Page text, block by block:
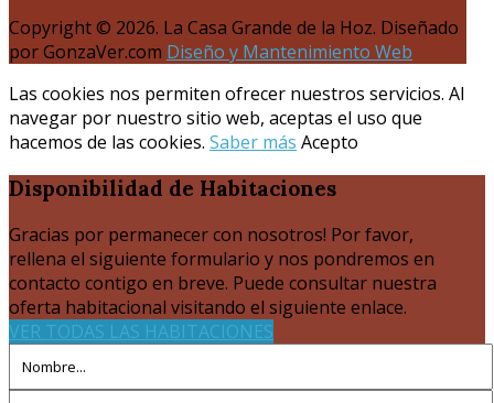
Copyright © 2026. La Casa Grande de la Hoz. Diseñado
por GonzaVer.com Diseño y Mantenimiento Web
Las cookies nos permiten ofrecer nuestros servicios. Al
navegar por nuestro sitio web, aceptas el uso que
hacemos de las cookies. Saber más Acepto
Disponibilidad de Habitaciones
Gracias por permanecer con nosotros! Por favor,
rellena el siguiente formulario y nos pondremos en
contacto contigo en breve. Puede consultar nuestra
oferta habitacional visitando el siguiente enlace.
VER TODAS LAS HABITACIONES